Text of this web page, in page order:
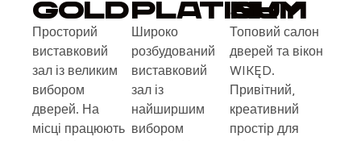
GOLD
Просторий
виставковий
зал із великим
вибором
дверей. На
місці працюють
PLATINUM
Широко
розбудований
виставковий
зал із
найширшим
вибором
SKY
Топовий салон
дверей та вікон
WIKĘD.
Привітний,
креативний
простір для